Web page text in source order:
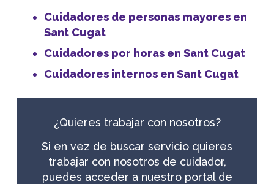
Cuidadores de personas mayores en
Sant Cugat
Cuidadores por horas en Sant Cugat
Cuidadores internos en Sant Cugat
¿Quieres trabajar con nosotros?
Si en vez de buscar servicio quieres
trabajar con nosotros de cuidador,
puedes acceder a nuestro portal de